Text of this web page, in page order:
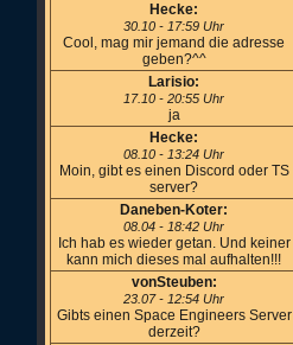
Hecke:
30.10 - 17:59 Uhr
Cool, mag mir jemand die adresse
geben?^^
Larisio:
17.10 - 20:55 Uhr
ja
Hecke:
08.10 - 13:24 Uhr
Moin, gibt es einen Discord oder TS
server?
Daneben-Koter:
08.04 - 18:42 Uhr
Ich hab es wieder getan. Und keiner
kann mich dieses mal aufhalten!!!
vonSteuben:
23.07 - 12:54 Uhr
Gibts einen Space Engineers Server
derzeit?